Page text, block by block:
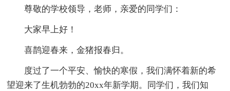
尊敬的学校领导，老师，亲爱的同学们：
大家早上好！
喜鹊迎春来，金猪报春归。
度过了一个平安、愉快的寒假，我们满怀着新的希
望迎来了生机勃勃的20xx年新学期。同学们，我们知